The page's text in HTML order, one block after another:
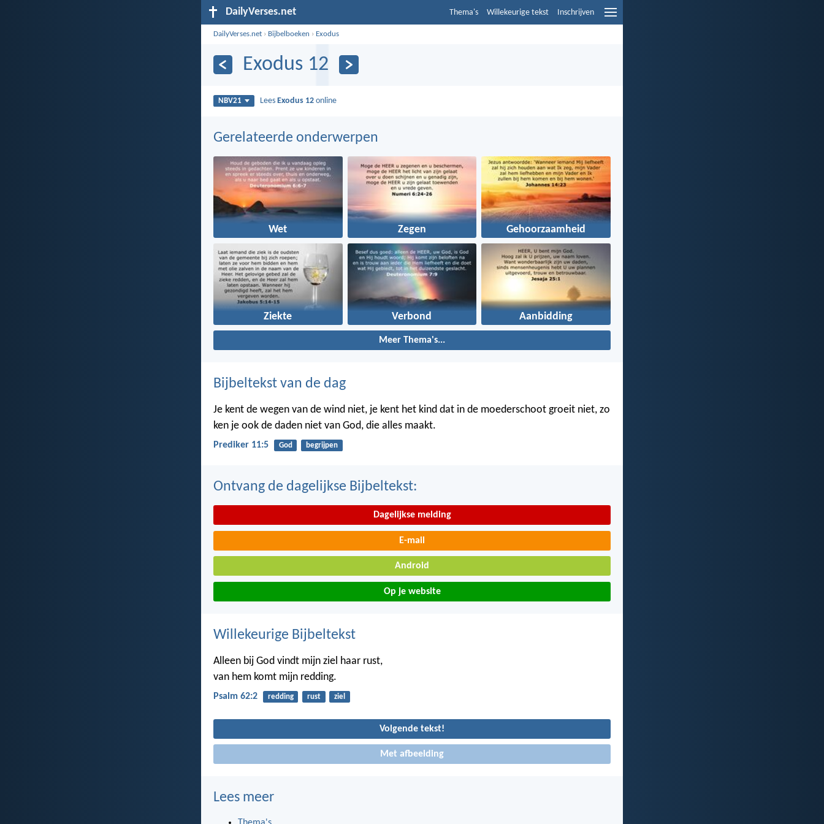
DailyVerses.net Thema's Willekeurige tekst Inschrijven
DailyVerses.net › Bijbelboeken › Exodus
Exodus 12
NBV21 Lees Exodus 12 online
Gerelateerde onderwerpen
Wet Zegen Gehoorzaamheid
Ziekte Verbond Aanbidding
Meer Thema's...
Bijbeltekst van de dag
Je kent de wegen van de wind niet, je kent het kind dat in de moederschoot groeit niet, zo
ken je ook de daden niet van God, die alles maakt.
Prediker 11:5 God begrijpen
Ontvang de dagelijkse Bijbeltekst:
Dagelijkse melding
E-mail
Android
Op je website
Willekeurige Bijbeltekst
Alleen bij God vindt mijn ziel haar rust,
van hem komt mijn redding.
Psalm 62:2 redding rust ziel
Volgende tekst!
Met afbeelding
Lees meer